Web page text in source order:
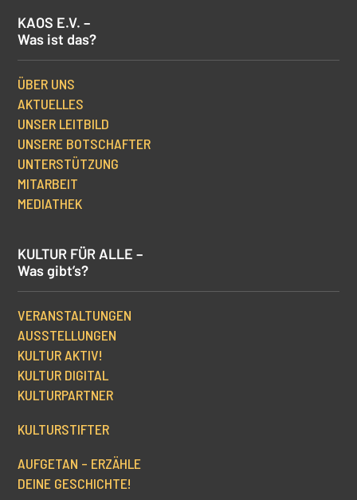
KAOS E.V. –
Was ist das?
ÜBER UNS
AKTUELLES
UNSER LEITBILD
UNSERE BOTSCHAFTER
UNTERSTÜTZUNG
MITARBEIT
MEDIATHEK
KULTUR FÜR ALLE –
Was gibt’s?
VERANSTALTUNGEN
AUSSTELLUNGEN
KULTUR AKTIV!
KULTUR DIGITAL
KULTURPARTNER
KULTURSTIFTER
AUFGETAN – ERZÄHLE
DEINE GESCHICHTE!